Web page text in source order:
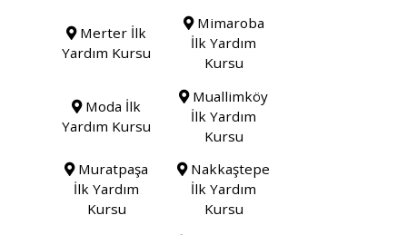
Merter İlk
Yardım Kursu
Mimaroba
İlk Yardım
Kursu
Moda İlk
Yardım Kursu
Muallimköy
İlk Yardım
Kursu
Muratpaşa
İlk Yardım
Kursu
Nakkaştepe
İlk Yardım
Kursu